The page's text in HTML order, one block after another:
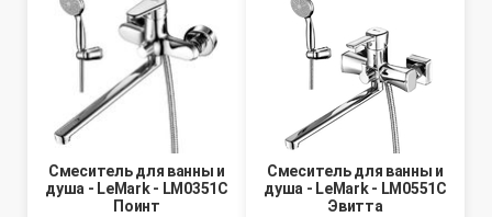
Смеситель для ванны и
душа - LeMark - LM0351C
Поинт
Смеситель для ванны и
душа - LeMark - LM0551C
Эвитта